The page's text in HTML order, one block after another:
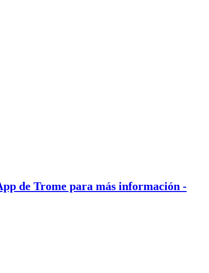
de Trome para más información -